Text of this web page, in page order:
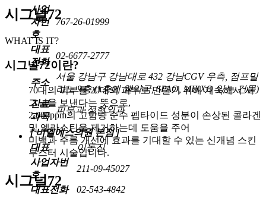
시그널72
WHAT IS IT?
시그널72이란?
70대의 피부를 20대의 피부로 만들기 위해 계속해서 시
그널을 보낸다는 뜻으로,
2,000ppm의 고함량 순수 펩타이드 성분이 손상된 콜라겐
및 엘라스틴을 제거하는데 도움을 주어
미백과 주름 개선에 효과를 기대할 수 있는 신개념 스킨
부스터 시술입니다.
시그널72
사업
자번
호
767-26-01999
대표
전화
02-6677-2777
주소
서울 강남구 강남대로 432 강남CGV 우측, 점프밀
라노 9층 (1층에 웰약국, SPAO, MIXXO 있는 건물)
진료
과목
피부과·성형외과
[ 비엘에스의원 본점 ]
대표
이동진
사업자번
호
211-09-45027
대표전화 02-543-4842